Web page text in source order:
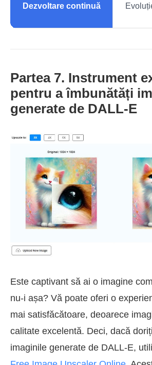
Dezvoltare continuă
Partea 7. Instrument
pentru a îmbunătăți
generate de DALL-E
Este captivant să ai o imagine
nu-i așa? Vă poate oferi o
mai satisfăcătoare, deoarece
calitate excelentă. Deci, dacă
imaginile generate de DALL-E,